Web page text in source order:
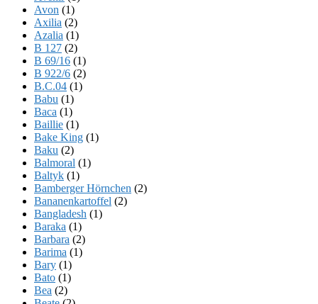
Avon (1)
Axilia (2)
Azalia (1)
B 127 (2)
B 69/16 (1)
B 922/6 (2)
B.C.04 (1)
Babu (1)
Baca (1)
Baillie (1)
Bake King (1)
Baku (2)
Balmoral (1)
Baltyk (1)
Bamberger Hörnchen (2)
Bananenkartoffel (2)
Bangladesh (1)
Baraka (1)
Barbara (2)
Barima (1)
Bary (1)
Bato (1)
Bea (2)